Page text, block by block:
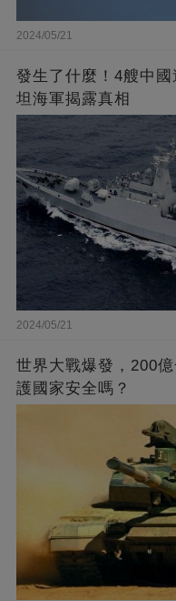
2024/05/21
發生了什麼！4艘中
坦海軍揭露真相
2024/05/21
世界大戰爆發，200
護國家安全嗎？